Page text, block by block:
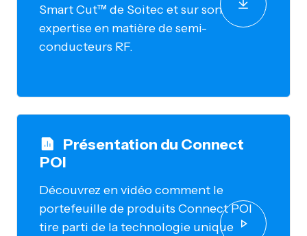
Smart Cut™ de Soitec et sur son
expertise en matière de semi-
conducteurs RF.
Présentation du Connect
POI
Découvrez en vidéo comment le
portefeuille de produits Connect POI
tire parti de la technologie unique